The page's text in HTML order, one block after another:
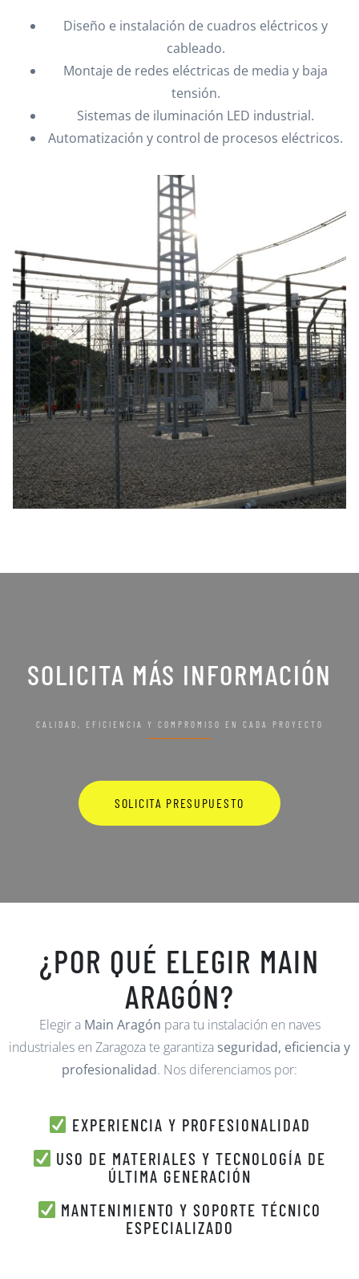
Diseño e instalación de cuadros eléctricos y
cableado.
Montaje de redes eléctricas de media y baja
tensión.
Sistemas de iluminación LED industrial.
Automatización y control de procesos eléctricos.
SOLICITA MÁS INFORMACIÓN
CALIDAD, EFICIENCIA Y COMPROMISO EN CADA PROYECTO
SOLICITA PRESUPUESTO
¿POR QUÉ ELEGIR MAIN
ARAGÓN?
Elegir a Main Aragón para tu instalación en naves
industriales en Zaragoza te garantiza seguridad, eficiencia y
profesionalidad. Nos diferenciamos por:
EXPERIENCIA Y PROFESIONALIDAD
USO DE MATERIALES Y TECNOLOGÍA DE
ÚLTIMA GENERACIÓN
MANTENIMIENTO Y SOPORTE TÉCNICO
ESPECIALIZADO